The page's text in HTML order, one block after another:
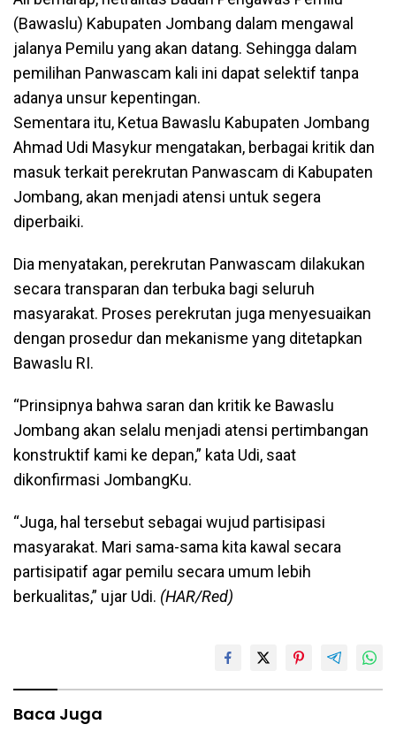
(Bawaslu) Kabupaten Jombang dalam mengawal
jalanya Pemilu yang akan datang. Sehingga dalam
pemilihan Panwascam kali ini dapat selektif tanpa
adanya unsur kepentingan.
Sementara itu, Ketua Bawaslu Kabupaten Jombang
Ahmad Udi Masykur mengatakan, berbagai kritik dan
masuk terkait perekrutan Panwascam di Kabupaten
Jombang, akan menjadi atensi untuk segera
diperbaiki.
Dia menyatakan, perekrutan Panwascam dilakukan
secara transparan dan terbuka bagi seluruh
masyarakat. Proses perekrutan juga menyesuaikan
dengan prosedur dan mekanisme yang ditetapkan
Bawaslu RI.
“Prinsipnya bahwa saran dan kritik ke Bawaslu
Jombang akan selalu menjadi atensi pertimbangan
konstruktif kami ke depan,” kata Udi, saat
dikonfirmasi JombangKu.
“Juga, hal tersebut sebagai wujud partisipasi
masyarakat. Mari sama-sama kita kawal secara
partisipatif agar pemilu secara umum lebih
berkualitas,” ujar Udi. (HAR/Red)
Baca Juga